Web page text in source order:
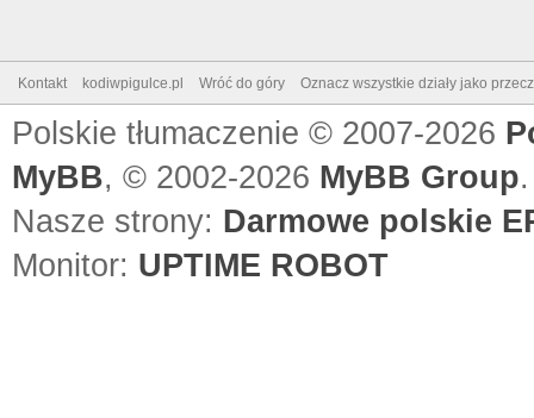
Kontakt kodiwpigulce.pl Wróć do góry Oznacz wszystkie działy jako
Polskie tłumaczenie © 2007-2026
MyBB, © 2002-2026 MyBB Group.
Nasze strony: Darmowe polskie
Monitor: UPTIME ROBOT